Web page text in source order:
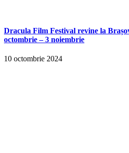
Dracula Film Festival revine la
octombrie – 3 noiembrie
10 octombrie 2024